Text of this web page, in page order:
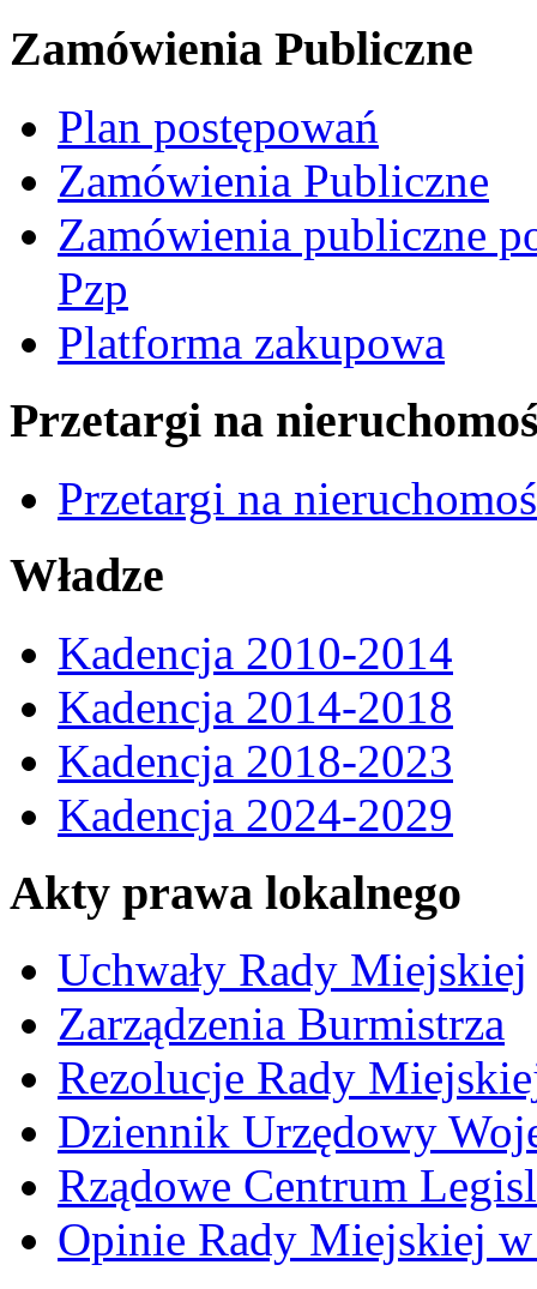
Zamówienia Publiczne
Plan postępowań
Zamówienia Publiczne
Zamówienia publiczne
Pzp
Platforma zakupowa
Przetargi na
Przetargi na
Władze
Kadencja 2010-2014
Kadencja 2014-2018
Kadencja 2018-2023
Kadencja 2024-2029
Akty prawa lokalnego
Uchwały Rady Miejskiej
Zarządzenia Burmistrza
Rezolucje Rady
Dziennik Urzędowy
Rządowe Centrum
Opinie Rady Miejskiej w